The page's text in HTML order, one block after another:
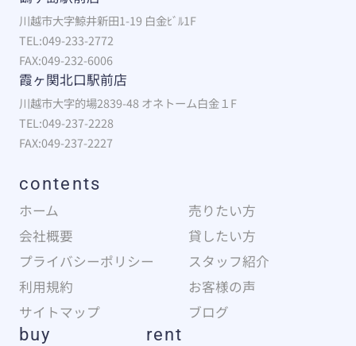
川越市大字鯨井新田1-19 白金ﾋﾞﾙ1F
TEL:049-233-2772
FAX:049-232-6006
霞ヶ関北口駅前店
川越市大字的場2839-48 オネトーム白金１F
TEL:049-237-2228
FAX:049-237-2227
contents
ホーム
売りたい方
会社概要
貸したい方
プライバシーポリシー
スタッフ紹介
利用規約
お客様の声
サイトマップ
ブログ
buy rent